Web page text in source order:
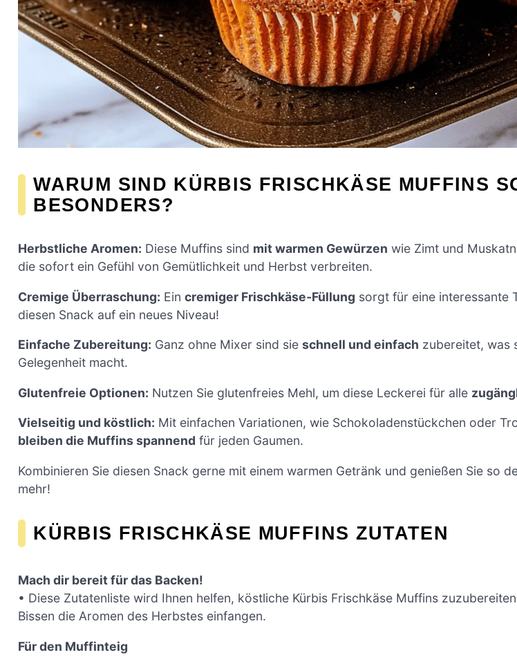
WARUM SIND KÜRBIS FRISCHKÄSE MUFFINS
BESONDERS?
Herbstliche Aromen: Diese Muffins sind mit warmen Gewürzen wie Zimt und
die sofort ein Gefühl von Gemütlichkeit und Herbst verbreiten.
Cremige Überraschung: Ein cremiger Frischkäse-Füllung sorgt für eine interessante
diesen Snack auf ein neues Niveau!
Einfache Zubereitung: Ganz ohne Mixer sind sie schnell und einfach zubereitet, was
Gelegenheit macht.
Glutenfreie Optionen: Nutzen Sie glutenfreies Mehl, um diese Leckerei für alle
Vielseitig und köstlich: Mit einfachen Variationen, wie Schokoladenstückchen oder
bleiben die Muffins spannend für jeden Gaumen.
Kombinieren Sie diesen Snack gerne mit einem warmen Getränk und genießen Sie so
mehr!
KÜRBIS FRISCHKÄSE MUFFINS ZUTATEN
Mach dir bereit für das Backen!
• Diese Zutatenliste wird Ihnen helfen, köstliche Kürbis Frischkäse Muffins
Bissen die Aromen des Herbstes einfangen.
Für den Muffinteig